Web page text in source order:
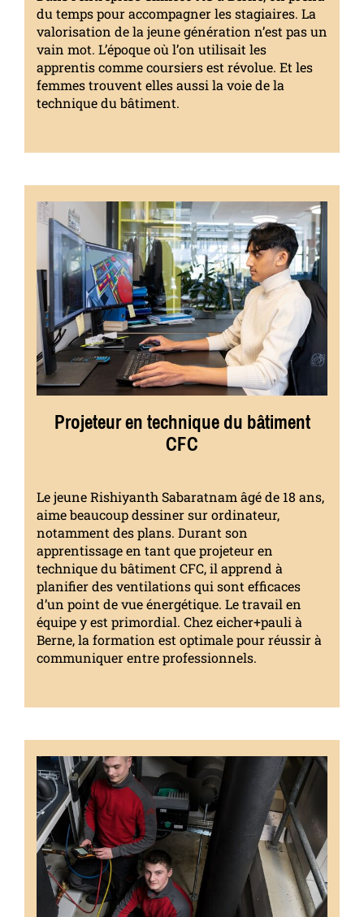
du temps pour accompagner les stagiaires. La
valorisation de la jeune génération n’est pas un
vain mot. L’époque où l’on utilisait les
apprentis comme coursiers est révolue. Et les
femmes trouvent elles aussi la voie de la
technique du bâtiment.
Projeteur en technique du bâtiment
CFC
Le jeune Rishiyanth Sabaratnam âgé de 18 ans,
aime beaucoup dessiner sur ordinateur,
notamment des plans. Durant son
apprentissage en tant que projeteur en
technique du bâtiment CFC, il apprend à
planifier des ventilations qui sont efficaces
d’un point de vue énergétique. Le travail en
équipe y est primordial. Chez eicher+pauli à
Berne, la formation est optimale pour réussir à
communiquer entre professionnels.